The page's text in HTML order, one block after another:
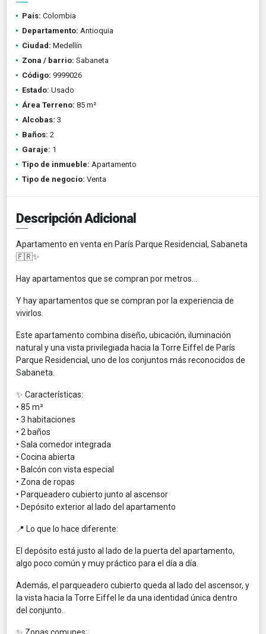
País: Colombia
Departamento: Antioquia
Ciudad: Medellín
Zona / barrio: Sabaneta
Código: 9999026
Estado: Usado
Área Terreno: 85 m²
Alcobas: 3
Baños: 2
Garaje: 1
Tipo de inmueble: Apartamento
Tipo de negocio: Venta
Descripción Adicional
Apartamento en venta en París Parque Residencial, Sabaneta
🇫🇷✨
Hay apartamentos que se compran por metros…
Y hay apartamentos que se compran por la experiencia de
vivirlos.
Este apartamento combina diseño, ubicación, iluminación
natural y una vista privilegiada hacia la Torre Eiffel de París
Parque Residencial, uno de los conjuntos más reconocidos de
Sabaneta.
✨ Características:
• 85 m²
• 3 habitaciones
• 2 baños
• Sala comedor integrada
• Cocina abierta
• Balcón con vista especial
• Zona de ropas
• Parqueadero cubierto junto al ascensor
• Depósito exterior al lado del apartamento
📍 Lo que lo hace diferente:
El depósito está justo al lado de la puerta del apartamento,
algo poco común y muy práctico para el día a día.
Además, el parqueadero cubierto queda al lado del ascensor, y
la vista hacia la Torre Eiffel le da una identidad única dentro
del conjunto.